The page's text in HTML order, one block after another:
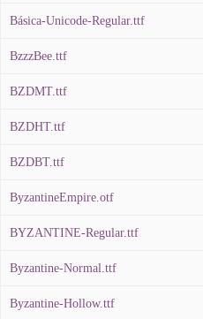
Básica-Unicode-Regular.ttf
BzzzBee.ttf
BZDMT.ttf
BZDHT.ttf
BZDBT.ttf
ByzantineEmpire.otf
BYZANTINE-Regular.ttf
Byzantine-Normal.ttf
Byzantine-Hollow.ttf